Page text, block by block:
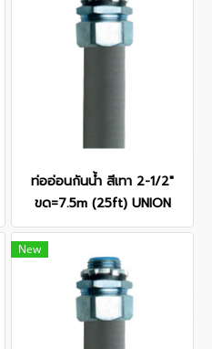
ท่ออ่อนกันน้ำ สีเทา 2-1/2"
ขด=7.5m (25ft) UNION
New